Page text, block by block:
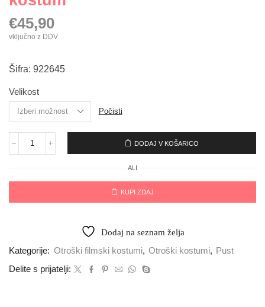
€45,90
vključno z DDV
Šifra: 922645
Velikost
Počisti
DODAJ V KOŠARICO
ALI
KUPI ZDAJ
Dodaj na seznam želja
Kategorije: Otroški filmski kostumi, Otroški kostumi, Pust
Delite s prijatelji: